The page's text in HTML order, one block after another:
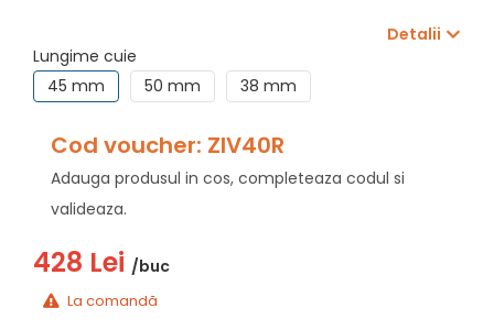
Detalii
Lungime cuie
45 mm
50 mm 38 mm
Cod voucher: ZIV40R
Adauga produsul in cos, completeaza codul si
valideaza.
428 Lei /buc
La comandă